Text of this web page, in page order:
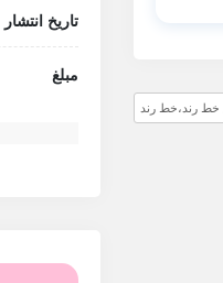
رند،خط رند
تاریخ انتشار
مبلغ